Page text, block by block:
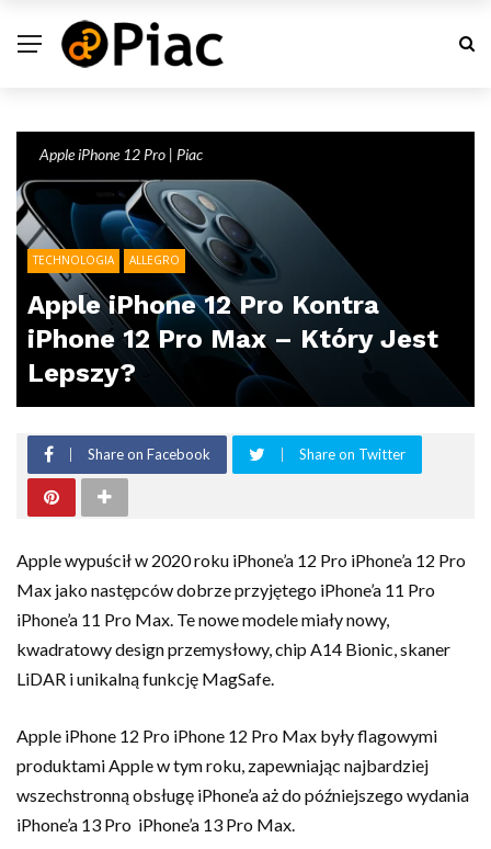
Apple iPhone 12 Pro | Piac
TECHNOLOGIA ALLEGRO
Apple iPhone 12 Pro Kontra
iPhone 12 Pro Max – Który Jest
Lepszy?
Share on Facebook Share on Twitter
Apple wypuścił w 2020 roku iPhone’a 12 Pro iPhone’a 12 Pro
Max jako następców dobrze przyjętego iPhone’a 11 Pro
iPhone’a 11 Pro Max. Te nowe modele miały nowy,
kwadratowy design przemysłowy, chip A14 Bionic, skaner
LiDAR i unikalną funkcję MagSafe.
Apple iPhone 12 Pro iPhone 12 Pro Max były flagowymi
produktami Apple w tym roku, zapewniając najbardziej
wszechstronną obsługę iPhone’a aż do późniejszego wydania
iPhone’a 13 Pro iPhone’a 13 Pro Max.